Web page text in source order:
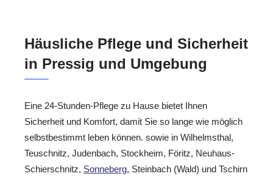
Häusliche Pflege und Sicherheit
in Pressig und Umgebung
Eine 24-Stunden-Pflege zu Hause bietet Ihnen
Sicherheit und Komfort, damit Sie so lange wie möglich
selbstbestimmt leben können. sowie in Wilhelmsthal,
Teuschnitz, Judenbach, Stockheim, Föritz, Neuhaus-
Schierschnitz, Sonneberg, Steinbach (Wald) und Tschirn